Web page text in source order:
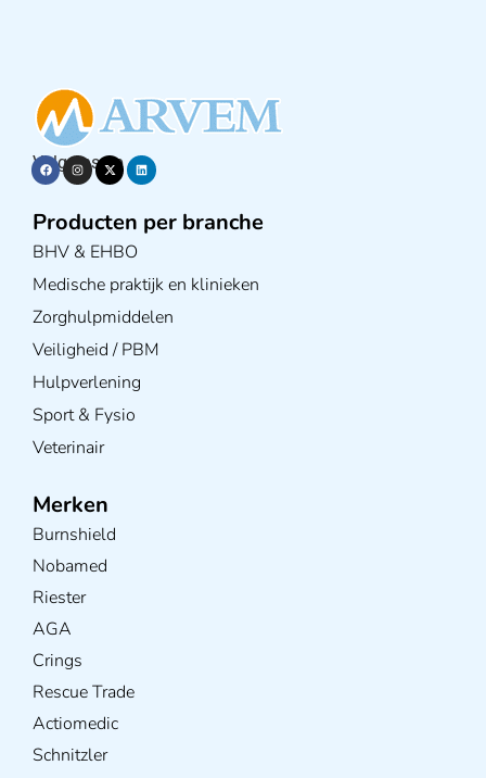
Volg ons op
Producten per branche
BHV & EHBO
Medische praktijk en klinieken
Zorghulpmiddelen
Veiligheid / PBM
Hulpverlening
Sport & Fysio
Veterinair
Merken
Burnshield
Nobamed
Riester
AGA
Crings
Rescue Trade
Actiomedic
Schnitzler